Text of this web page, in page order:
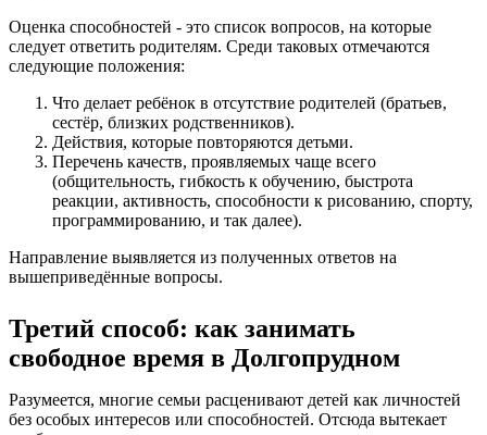
Оценка способностей - это список вопросов, на которые
следует ответить родителям. Среди таковых отмечаются
следующие положения:
Что делает ребёнок в отсутствие родителей (братьев,
сестёр, близких родственников).
Действия, которые повторяются детьми.
Перечень качеств, проявляемых чаще всего
(общительность, гибкость к обучению, быстрота
реакции, активность, способности к рисованию, спорту,
программированию, и так далее).
Направление выявляется из полученных ответов на
вышеприведённые вопросы.
Третий способ: как занимать
свободное время в Долгопрудном
Разумеется, многие семьи расценивают детей как личностей
без особых интересов или способностей. Отсюда вытекает